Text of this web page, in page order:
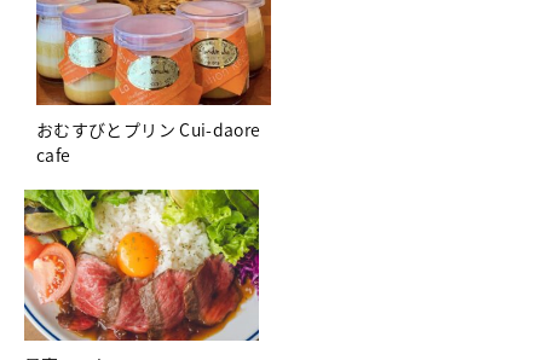
おむすびとプリン Cui-daore
cafe